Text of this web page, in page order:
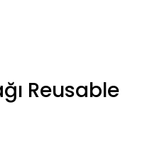
Reusable